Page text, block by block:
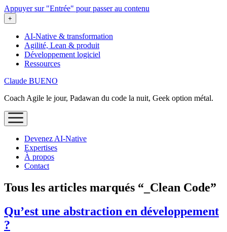
Appuyer sur "Entrée" pour passer au contenu
ouvrir
le
+
AI-Native & transformation
Agilité, Lean & produit
Développement logiciel
Ressources
Claude BUENO
Coach Agile le jour, Padawan du code la nuit, Geek option métal.
ouvrir
le
Devenez AI‑Native
Expertises
À propos
Contact
Tous les articles marqués “_Clean Code”
Qu’est une abstraction en développement
?